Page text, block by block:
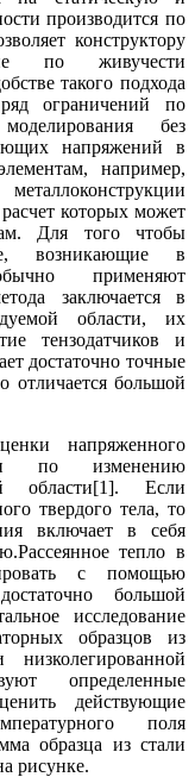
производится по
конструктору
по живучести
такого подхода
ограничений по
без
напряжений в
например,
которых может
Для того чтобы
возникающие в
применяют
заключается в
области, их
тензодатчиков и
достаточно точные
отличается большой
напряженного
по изменению
области[1]. Если
твердого тела, то
включает в себя
тепло в
с помощью
большой
исследование
образцов из
определенные
действующие
поля
образца из стали
рисунке.